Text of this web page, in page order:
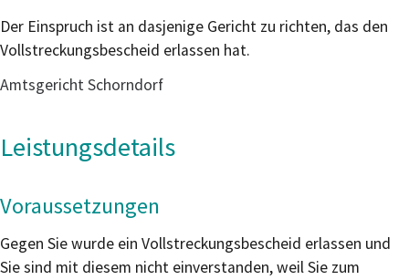
Der Einspruch ist an dasjenige Gericht zu richten, das den
Vollstreckungsbescheid erlassen hat.
Amtsgericht Schorndorf
Leistungsdetails
Voraussetzungen
Gegen Sie wurde ein Vollstreckungsbescheid erlassen und
Sie sind mit diesem nicht einverstanden, weil Sie zum